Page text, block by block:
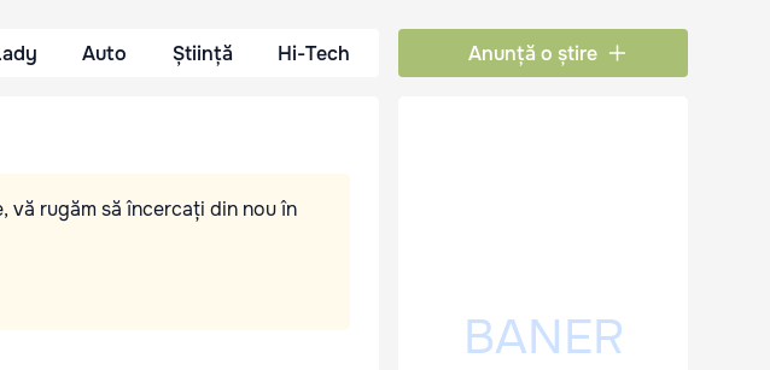
Auto Știință Hi-Tech Anunță o știre
vă rugăm să încercați din nou în